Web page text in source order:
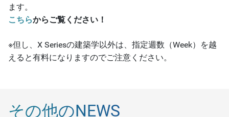
ます。
こちらからご覧ください！
※但し、X Seriesの建築学以外は、指定週数（Week）を越
えると有料になりますのでご注意ください。
その他のNEWS